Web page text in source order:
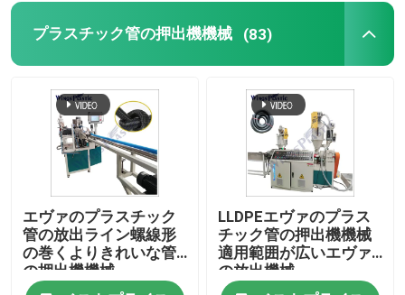
プラスチック管の押出機機械 (83)
エヴァのプラスチック
管の放出ライン螺線形
の巻くよりきれいな管
の押出機機械
LLDPEエヴァのプラス
チック管の押出機機械
適用範囲が広いエヴァ
の放出機械